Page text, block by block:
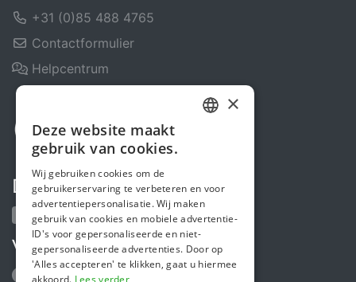
+31 (0)85 488 4765
Contactformulier
Helpcentrum
Deel ons
Volg ons
ENGLISH
×
Deze website maakt
gebruik van cookies.
Wij gebruiken cookies om de
gebruikerservaring te verbeteren en voor
advertentiepersonalisatie. Wij maken
gebruik van cookies en mobiele advertentie-
ID's voor gepersonaliseerde en niet-
gepersonaliseerde advertenties. Door op
'Alles accepteren' te klikken, gaat u hiermee
akkoord. Lees verder